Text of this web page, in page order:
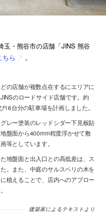
玉・熊谷市の店舗「JINS 熊谷
ちら 。
の店舗が複数点在するにエリアに
のロードサイド店舗です。約
台分の駐車場を計画しました。
レー塗装のレッドシダー下見板貼
盤面から400mm程度浮かせて敷
等としています。
地盤面と出入口との高低差は、ス
。また、中庭のサルスベリの木を
植えることで、店内へのアプロー
建築家によるテキストより